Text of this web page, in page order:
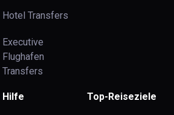
Hotel Transfers
Executive
Flughafen
Transfers
Hilfe Top-Reiseziele